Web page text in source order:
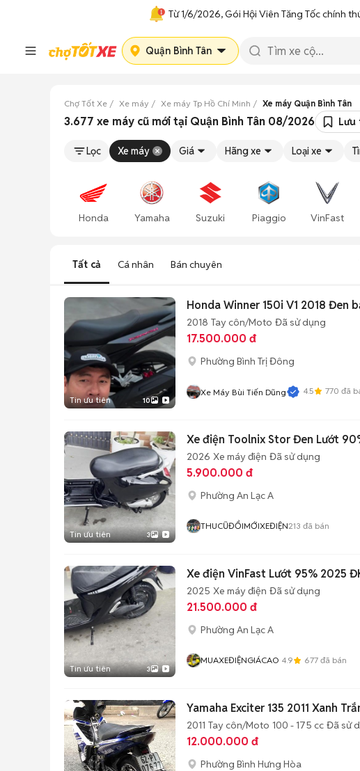
Từ 1/6/2026, Gói Hội Viên Tăng Tốc chính
Quận Bình Tân
Chợ Tốt Xe Xe máy Xe máy Tp Hồ Chí Minh Xe máy Quận Bình Tân
3.677 xe máy cũ mới tại Quận Bình Tân 08/2026 Lưu
Lọc Xe máy Giá Hãng xe Loại xe
Honda Yamaha Suzuki Piaggio VinFast
Tất cả Cá nhân Bán chuyên
Tin ưu tiên 10
Honda Winner 150i V1 2018 Đen
2018 Tay côn/Moto Đã sử dụng
17.500.000 đ
Phường Bình Trị Đông
Xe Máy Bùi Tiến Dũng 4.5 770 đã
Tin ưu tiên 3
Xe điện Toolnix Stor Đen Lướt
2026 Xe máy điện Đã sử dụng
5.900.000 đ
Phường An Lạc A
THUCŨĐỔIMỚIXEĐIỆN213 đã bán
Tin ưu tiên 3
Xe điện VinFast Lướt 95% 2025
2025 Xe máy điện Đã sử dụng
21.500.000 đ
Phường An Lạc A
MUAXEĐIỆNGIÁCAO 4.9 677 đã bán
Yamaha Exciter 135 2011 Xanh
2011 Tay côn/Moto 100 - 175 cc Đã sử
12.000.000 đ
Phường Bình Hưng Hòa